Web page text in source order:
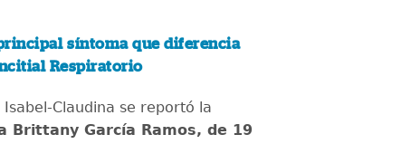
síntoma que diferencia
Respiratorio
Claudina se reportó la
Brittany García Ramos, de 19